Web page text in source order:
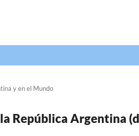
y en el Mundo
República Argentina